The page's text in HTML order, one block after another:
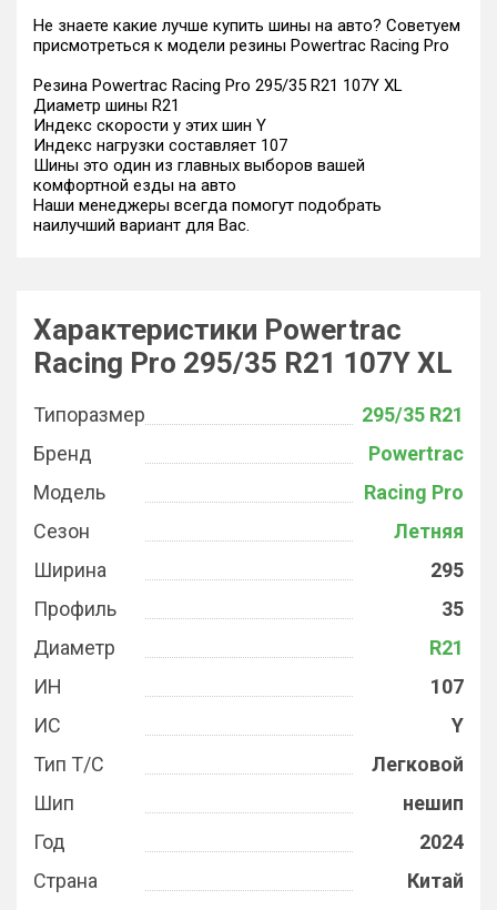
Не знаете какие лучше купить шины на авто? Советуем
присмотреться к модели резины Powertrac Racing Pro
Резина Powertrac Racing Pro 295/35 R21 107Y XL
Диаметр шины R21
Индекс скорости у этих шин Y
Индекс нагрузки составляет 107
Шины это один из главных выборов вашей
комфортной езды на авто
Наши менеджеры всегда помогут подобрать
наилучший вариант для Вас.
Характеристики Powertrac
Racing Pro 295/35 R21 107Y XL
Типоразмер
295/35 R21
Бренд
Powertrac
Модель
Racing Pro
Сезон
Летняя
Ширина
295
Профиль
35
Диаметр
R21
ИН
107
ИС
Y
Тип Т/С
Легковой
Шип
нешип
Год
2024
Страна
Китай